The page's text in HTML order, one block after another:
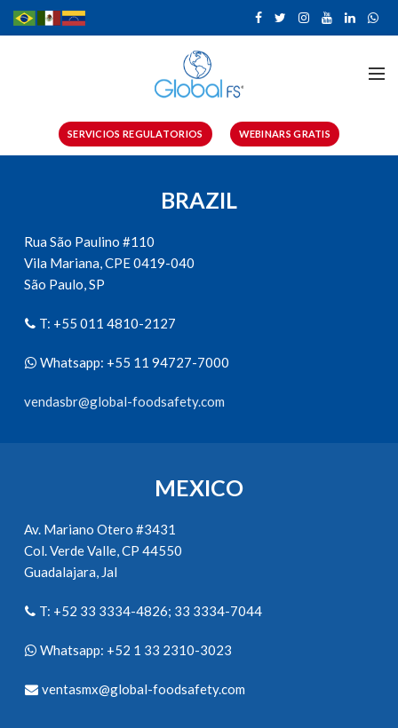
SERVICIOS REGULATORIOS WEBINARS GRATIS
BRAZIL
Rua São Paulino #110
Vila Mariana, CPE 0419-040
São Paulo, SP
T: +55 011 4810-2127
Whatsapp: +55 11 94727-7000
vendasbr@global-foodsafety.com
MEXICO
Av. Mariano Otero #3431
Col. Verde Valle, CP 44550
Guadalajara, Jal
T: +52 33 3334-4826; 33 3334-7044
Whatsapp: +52 1 33 2310-3023
ventasmx@global-foodsafety.com